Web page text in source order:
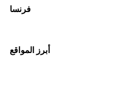
فرنسا
أبرز المواقع